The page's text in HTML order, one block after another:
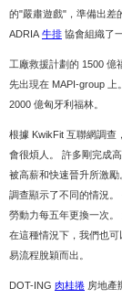
的"嚴肅遊戲"，準備出差
ADRIA 牛排 協會組織了
工廠救援計劃的 1500
先出現在 MAPI-group 上
2000 億匈牙利福林。
根據 KwikFit 互聯網調查
會很煩人。 許多剛完成
被高薪和快速晉升所激
調查顯示了不同的情況
勞動力每五年更換一次。
在這種情況下，我們也
易流程脫穎而出。
DOT-ING 肉桂捲 房地產